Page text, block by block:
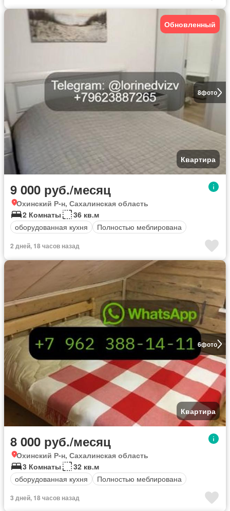
8фото
Обновленный
Квартира
9 000 руб./месяц
Охинский Р-н, Сахалинская область
2 Комнаты
36 кв.м
оборудованная кухня
Полностью меблирована
2 дней, 18 часов назад
6фото
Квартира
8 000 руб./месяц
Охинский Р-н, Сахалинская область
3 Комнаты
32 кв.м
оборудованная кухня
Полностью меблирована
3 дней, 18 часов назад